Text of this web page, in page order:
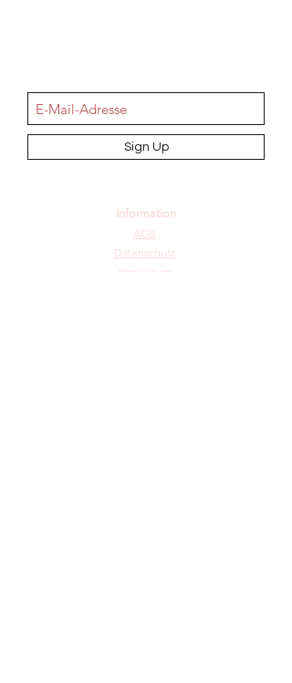
Sign Up
Information
AGB
Datenschutz
Impressum